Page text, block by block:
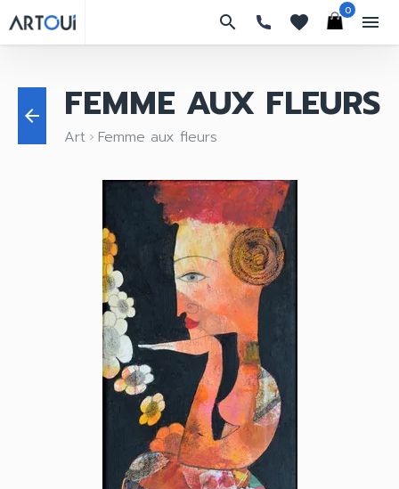
search favorites
0
menu
arrow_back FEMME AUX FLEURS
Art keyboard_arrow_right Femme aux fleurs